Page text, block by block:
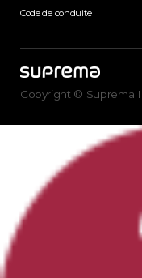
Code de conduite
Copyright © Suprema